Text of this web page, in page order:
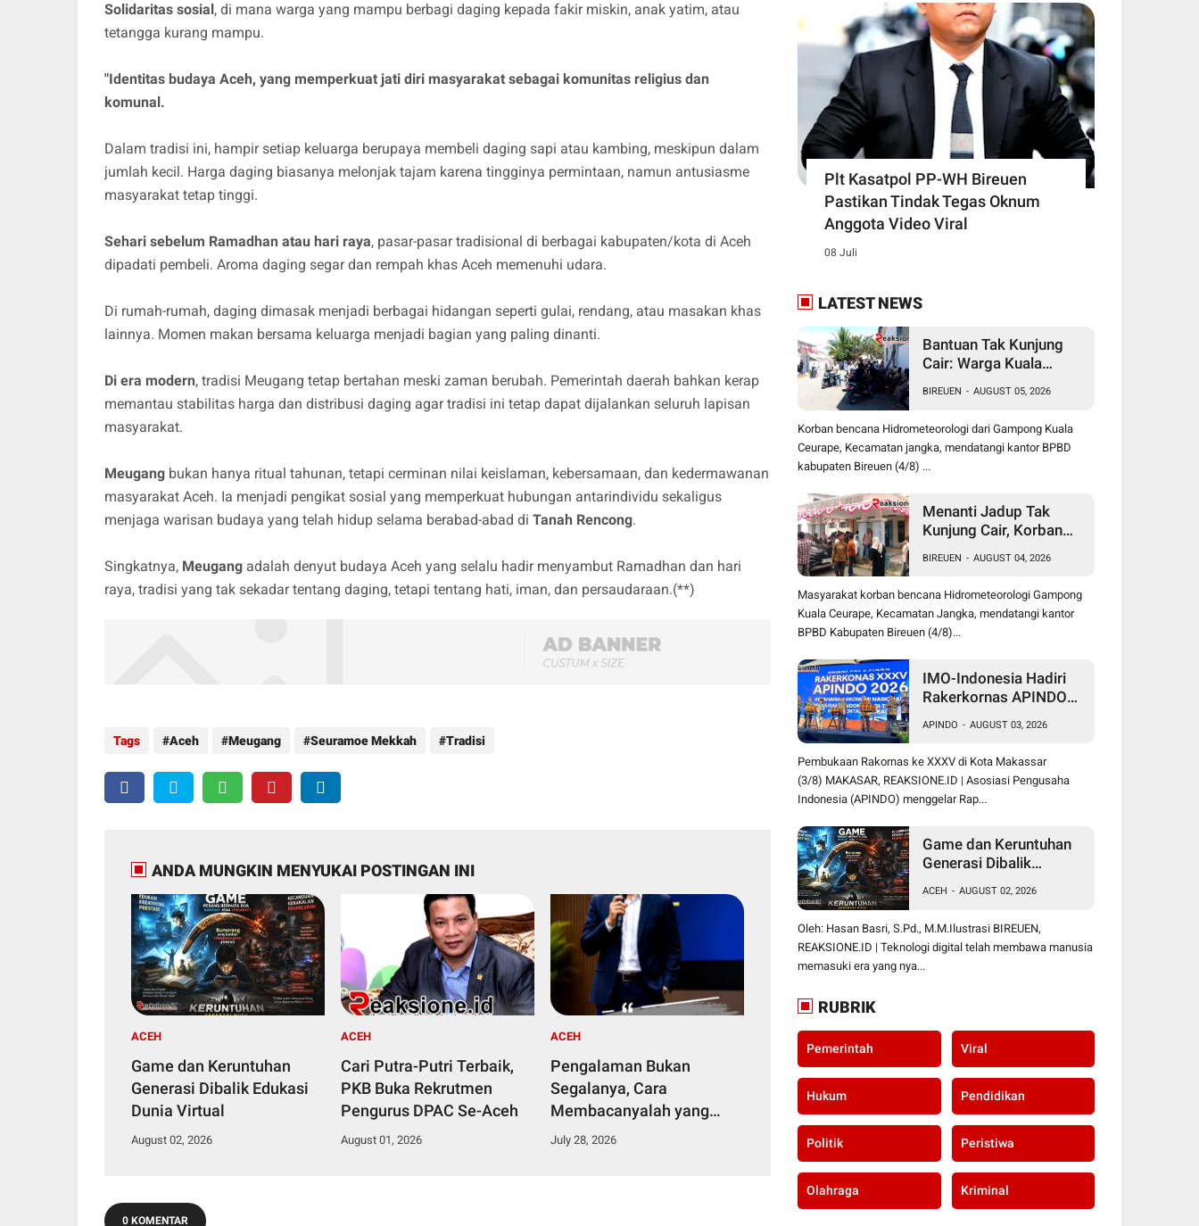
Solidaritas sosial , di mana warga yang mampu berbagi daging kepada fakir miskin, anak yatim, atau
tetangga kurang mampu.
"Identitas budaya Aceh, yang memperkuat jati diri masyarakat sebagai komunitas religius dan
komunal.
Dalam tradisi ini, hampir setiap keluarga berupaya membeli daging sapi atau kambing, meskipun dalam
jumlah kecil. Harga daging biasanya melonjak tajam karena tingginya permintaan, namun antusiasme
masyarakat tetap tinggi.
Sehari sebelum Ramadhan atau hari raya, pasar-pasar tradisional di berbagai kabupaten/kota di Aceh
dipadati pembeli. Aroma daging segar dan rempah khas Aceh memenuhi udara.
Di rumah-rumah, daging dimasak menjadi berbagai hidangan seperti gulai, rendang, atau masakan khas
lainnya. Momen makan bersama keluarga menjadi bagian yang paling dinanti.
Di era modern, tradisi Meugang tetap bertahan meski zaman berubah. Pemerintah daerah bahkan kerap
memantau stabilitas harga dan distribusi daging agar tradisi ini tetap dapat dijalankan seluruh lapisan
masyarakat.
Meugang bukan hanya ritual tahunan, tetapi cerminan nilai keislaman, kebersamaan, dan kedermawanan
masyarakat Aceh. Ia menjadi pengikat sosial yang memperkuat hubungan antarindividu sekaligus
menjaga warisan budaya yang telah hidup selama berabad-abad di Tanah Rencong.
Singkatnya, Meugang adalah denyut budaya Aceh yang selalu hadir menyambut Ramadhan dan hari
raya, tradisi yang tak sekadar tentang daging, tetapi tentang hati, iman, dan persaudaraan.(**)
Tags Aceh Meugang Seuramoe Mekkah Tradisi
ANDA MUNGKIN MENYUKAI POSTINGAN INI
ACEH
Game dan Keruntuhan
Generasi Dibalik Edukasi
Dunia Virtual
August 02, 2026
ACEH
Cari Putra-Putri Terbaik,
PKB Buka Rekrutmen
Pengurus DPAC Se-Aceh
August 01, 2026
ACEH
Pengalaman Bukan
Segalanya, Cara
Membacanyalah yang
Menentukan
July 28, 2026
0 KOMENTAR
Plt Kasatpol PP-WH Bireuen
Pastikan Tindak Tegas Oknum
Anggota Video Viral
08 Juli
LATEST NEWS
Bantuan Tak Kunjung
Cair: Warga Kuala
Tenda di Kantor BPBD
BIREUEN - AUGUST 05, 2026
Korban bencana Hidrometeorologi dari Gampong Kuala
Ceurape, Kecamatan jangka, mendatangi kantor BPBD
kabupaten Bireuen (4/8) ...
Menanti Jadup Tak
Kunjung Cair, Korban
Geruduk BPBD Bireuen:
"Kami Dibola-bolai"
BIREUEN - AUGUST 04, 2026
Masyarakat korban bencana Hidrometeorologi Gampong
Kuala Ceurape, Kecamatan Jangka, mendatangi kantor
BPBD Kabupaten Bireuen (4/8)...
IMO-Indonesia Hadiri
Rakerkornas APINDO
APINDO - AUGUST 03, 2026
Pembukaan Rakornas ke XXXV di Kota Makassar
(3/8) MAKASAR, REAKSIONE.ID | Asosiasi Pengusaha
Indonesia (APINDO) menggelar Rap...
Game dan Keruntuhan
Generasi Dibalik
ACEH - AUGUST 02, 2026
Oleh: Hasan Basri, S.Pd., M.M.Ilustrasi BIREUEN,
REAKSIONE.ID | Teknologi digital telah membawa manusia
memasuki era yang nya...
RUBRIK
Pemerintah Viral
Hukum Pendidikan
Politik Peristiwa
Olahraga Kriminal